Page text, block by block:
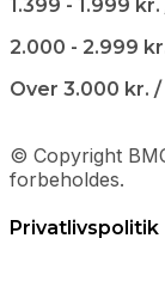
1.399 - 1.999
2.000 - 2.999
Over 3.000 kr. /
© Copyright
forbeholdes.
Privatlivspolitik